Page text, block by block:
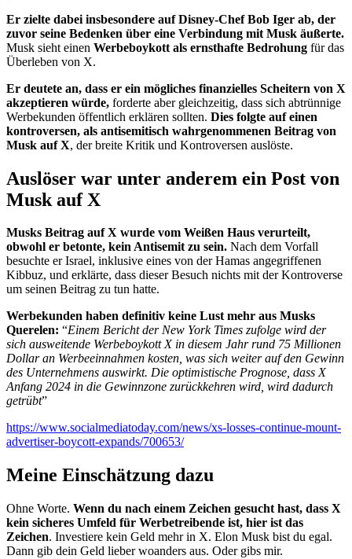
Er zielte dabei insbesondere auf Disney-Chef Bob Iger ab, der
zuvor seine Bedenken über eine Verbindung mit Musk äußerte.
Musk sieht einen Werbeboykott als ernsthafte Bedrohung für das
Überleben von X.
Er deutete an, dass er ein mögliches finanzielles Scheitern von X
akzeptieren würde, forderte aber gleichzeitig, dass sich abtrünnige
Werbekunden öffentlich erklären sollten. Dies folgte auf einen
kontroversen, als antisemitisch wahrgenommenen Beitrag von
Musk auf X, der breite Kritik und Kontroversen auslöste.
Auslöser war unter anderem ein Post von
Musk auf X
Musks Beitrag auf X wurde vom Weißen Haus verurteilt,
obwohl er betonte, kein Antisemit zu sein. Nach dem Vorfall
besuchte er Israel, inklusive eines von der Hamas angegriffenen
Kibbuz, und erklärte, dass dieser Besuch nichts mit der Kontroverse
um seinen Beitrag zu tun hatte.
Werbekunden haben definitiv keine Lust mehr aus Musks
Querelen: “Einem Bericht der New York Times zufolge wird der
sich ausweitende Werbeboykott X in diesem Jahr rund 75 Millionen
Dollar an Werbeeinnahmen kosten, was sich weiter auf den Gewinn
des Unternehmens auswirkt. Die optimistische Prognose, dass X
Anfang 2024 in die Gewinnzone zurückkehren wird, wird dadurch
getrübt”
https://www.socialmediatoday.com/news/xs-losses-continue-mount-
advertiser-boycott-expands/700653/
Meine Einschätzung dazu
Ohne Worte. Wenn du nach einem Zeichen gesucht hast, dass X
kein sicheres Umfeld für Werbetreibende ist, hier ist das
Zeichen. Investiere kein Geld mehr in X. Elon Musk bist du egal.
Dann gib dein Geld lieber woanders aus. Oder gibs mir.